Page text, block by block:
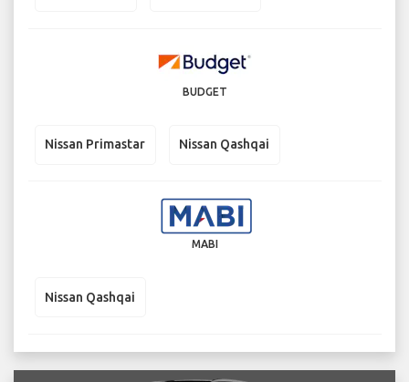
BUDGET
Nissan Primastar Nissan Qashqai
MABI
Nissan Qashqai